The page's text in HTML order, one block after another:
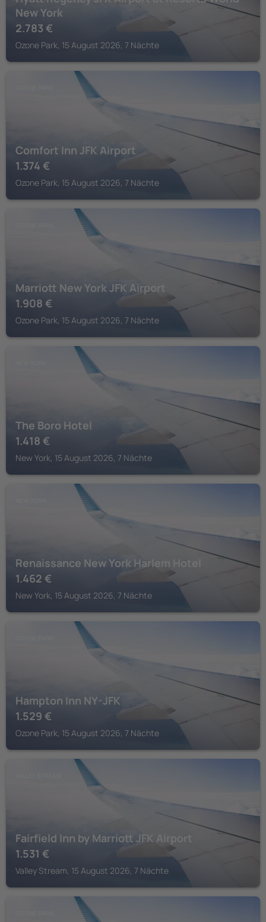
New York
2.783 €
Ozone Park, 15 August 2026, 7 Nächte
Comfort Inn JFK Airport
1.374 €
Ozone Park, 15 August 2026, 7 Nächte
Marriott New York JFK Airport
1.908 €
Ozone Park, 15 August 2026, 7 Nächte
The Boro Hotel
1.418 €
New York, 15 August 2026, 7 Nächte
Renaissance New York Harlem Hotel
1.462 €
New York, 15 August 2026, 7 Nächte
Hampton Inn NY-JFK
1.529 €
Ozone Park, 15 August 2026, 7 Nächte
Fairfield Inn by Marriott JFK Airport
1.531 €
Valley Stream, 15 August 2026, 7 Nächte